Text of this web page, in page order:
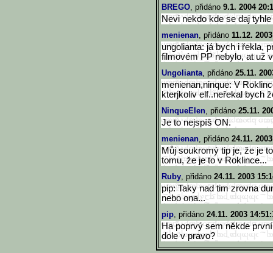
BREGO, přidáno 9.1. 2004
Nevi nekdo kde se daj
menienan, přidáno 11.12.
ungolianta: já bych i řekla,
filmovém PP nebylo, at už
Ungolianta, přidáno 25.11.
menienan,ninque: V
kterjkoliv elf..neřekal bych
NinqueElen, přidáno 25.11.
Je to nejspíš ON.
menienan, přidáno 24.11.
Můj soukromý tip je, že je
tomu, že je to v Roklince...
Ruby, přidáno 24.11. 2003
pip: Taky nad tim zrovna
nebo ona...
pip, přidáno 24.11. 2003
Ha poprvý sem někde
dole v pravo?